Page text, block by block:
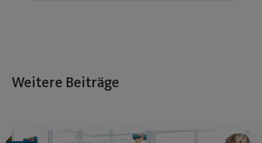
Weitere Beiträge